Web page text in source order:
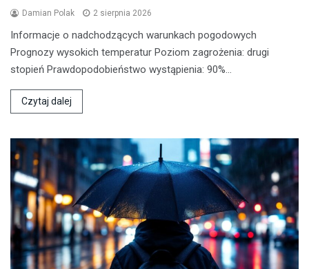
Damian Polak 2 sierpnia 2026
Informacje o nadchodzących warunkach pogodowych
Prognozy wysokich temperatur Poziom zagrożenia: drugi
stopień Prawdopodobieństwo wystąpienia: 90%…
Czytaj dalej